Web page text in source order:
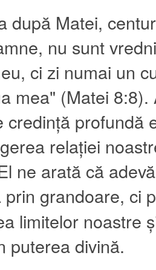
după Matei,
nu sunt
ci zi numai un
mea" (Matei 8:8).
credință profundă
relației
ne arată că
grandoare, ci
limitelor noastre
puterea divină.